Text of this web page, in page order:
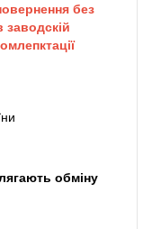
без
заводскій
обміну